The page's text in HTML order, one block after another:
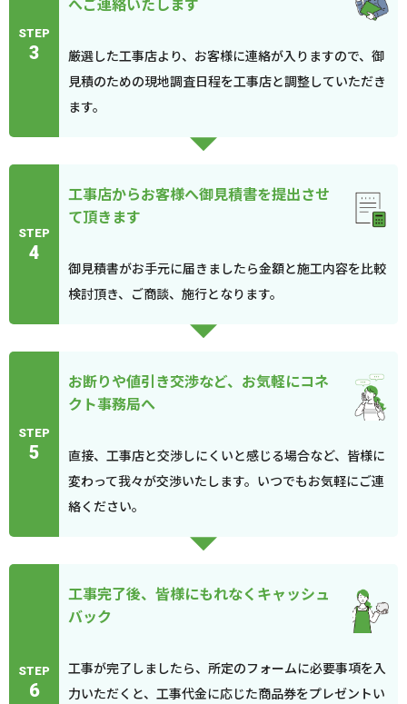
STEP
3
厳選した工事店より、お客様に連絡が入りますので、御
見積のための現地調査日程を工事店と調整していただき
ます。
STEP
4
工事店からお客様へ御見積書を提出させ
て頂きます
御見積書がお手元に届きましたら金額と施工内容を比較
検討頂き、ご商談、施行となります。
STEP
5
お断りや値引き交渉など、お気軽にコネ
クト事務局へ
直接、工事店と交渉しにくいと感じる場合など、皆様に
変わって我々が交渉いたします。いつでもお気軽にご連
絡ください。
STEP
6
工事完了後、皆様にもれなくキャッシュ
バック
工事が完了しましたら、所定のフォームに必要事項を入
力いただくと、工事代金に応じた商品券をプレゼントい